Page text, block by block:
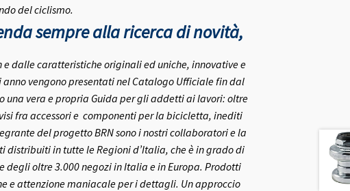
del ciclismo.
sempre alla ricerca di novità,
dalle caratteristiche originali ed uniche, innovative e
anno vengono presentati nel Catalogo Ufficiale fin dal
una vera e propria Guida per gli addetti ai lavori: oltre
fra accessori e componenti per la bicicletta, inediti
del progetto BRN sono i nostri collaboratori e la
distribuiti in tutte le Regioni d’Italia, che è in grado di
degli oltre 3.000 negozi in Italia e in Europa. Prodotti
e attenzione maniacale per i dettagli. Un approccio